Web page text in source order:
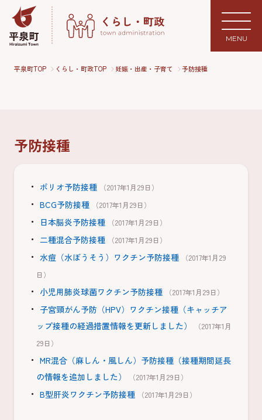
MENU
平泉町TOP くらし・町政TOP 妊娠・出産・子育て 予防接種
予防接種
ポリオ予防接種 （2017年1月29日）
BCG予防接種 （2017年1月29日）
日本脳炎予防接種 （2017年1月29日）
二種混合予防接種 （2017年1月29日）
水痘（水ぼうそう）ワクチン予防接種
（2017年1月29
日）
小児用肺炎球菌ワクチン予防接種 （2017年1月29日）
子宮頸がん予防（HPV）ワクチン接種（キャッチア
ップ接種の経過措置情報を更新しました）
（2017年1月
29日）
MR混合（麻しん・風しん）予防接種（接種期間延長
の情報を追加しました）
（2017年1月29日）
B型肝炎ワクチン予防接種 （2017年1月29日）